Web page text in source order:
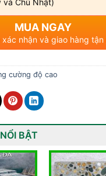
và Chủ Nhật)
MUA NGAY
xác nhận và giao hàng tận
cường độ cao
BẬT